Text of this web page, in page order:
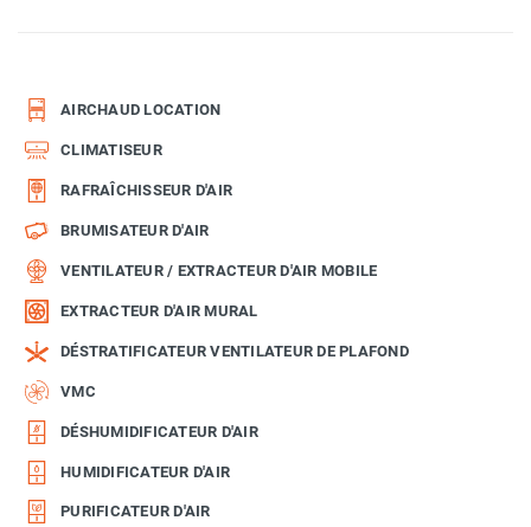
AIRCHAUD LOCATION
CLIMATISEUR
RAFRAÎCHISSEUR D'AIR
BRUMISATEUR D'AIR
VENTILATEUR / EXTRACTEUR D'AIR MOBILE
EXTRACTEUR D'AIR MURAL
DÉSTRATIFICATEUR VENTILATEUR DE PLAFOND
VMC
DÉSHUMIDIFICATEUR D'AIR
HUMIDIFICATEUR D'AIR
PURIFICATEUR D'AIR